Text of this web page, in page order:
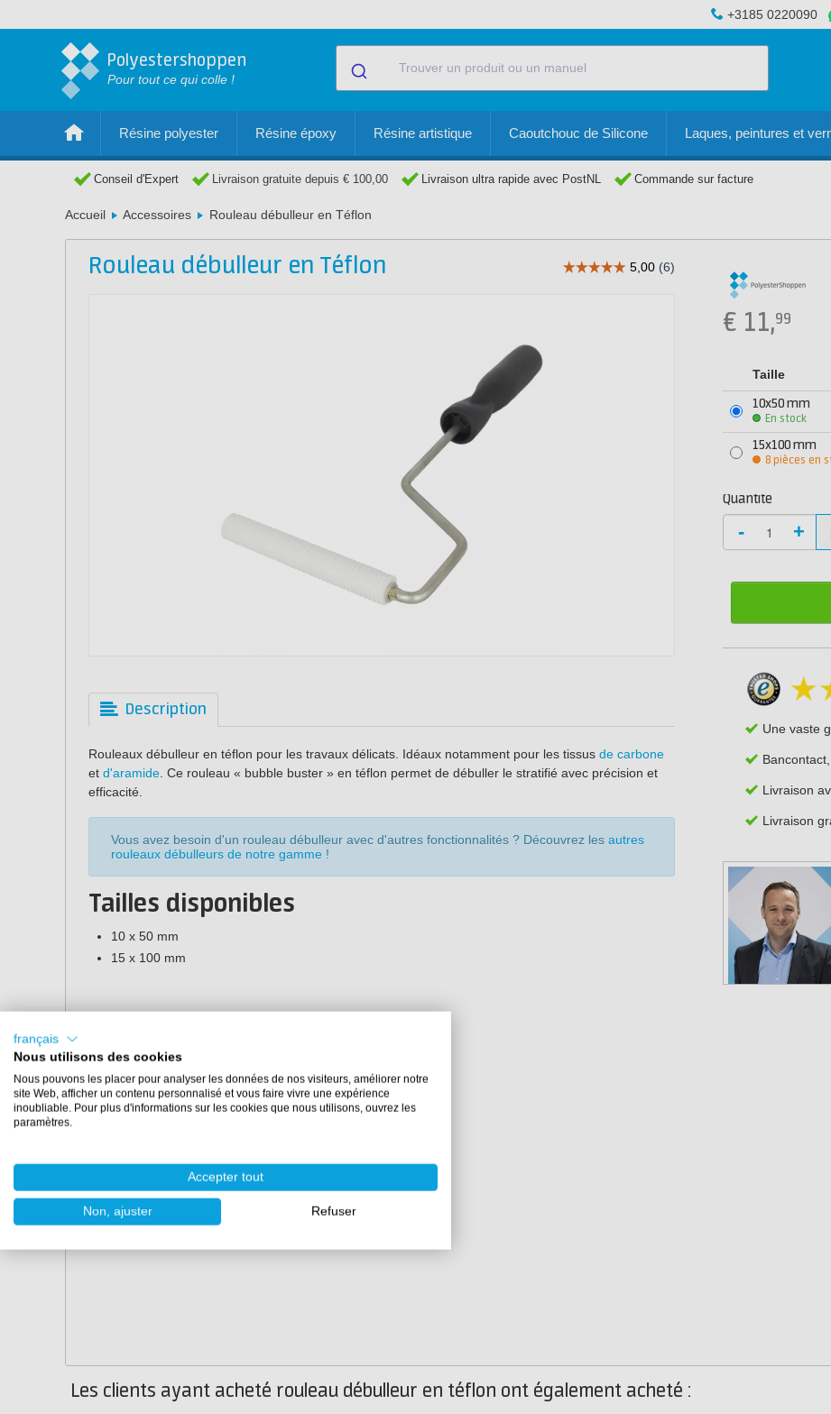
+3185 0220090
Polyestershoppen
Pour tout ce qui colle !
Résine polyester Résine époxy Résine artistique Caoutchouc de Silicone Laques, peintures et
Conseil d'Expert Livraison gratuite depuis € 100,00 Livraison ultra rapide avec PostNL Commande sur facture
Accueil Accessoires Rouleau débulleur en Téflon
Rouleau débulleur en Téflon
Description
Rouleaux débulleur en téflon pour les travaux délicats. Idéaux notamment pour les tissus de carbone
et d'aramide . Ce rouleau « bubble buster » en téflon permet de débuller le stratifié avec précision et
efficacité.
Vous avez besoin d'un rouleau débulleur avec d'autres fonctionnalités ? Découvrez les autres
rouleaux débulleurs de notre gamme !
Tailles disponibles
10 x 50 mm
15 x 100 mm
€ 11,99
Taille
10x50 mm
En stock
15x100 mm
8 pièces en
Quantité
- +
Une vaste
Livraison
Livraison
Les clients ayant acheté rouleau débulleur en téflon ont également acheté :
français
Nous utilisons des cookies
Nous pouvons les placer pour analyser les données de nos visiteurs, améliorer notre
site Web, afficher un contenu personnalisé et vous faire vivre une expérience
inoubliable. Pour plus d'informations sur les cookies que nous utilisons, ouvrez les
paramètres.
Accepter tout
Non, ajuster Refuser